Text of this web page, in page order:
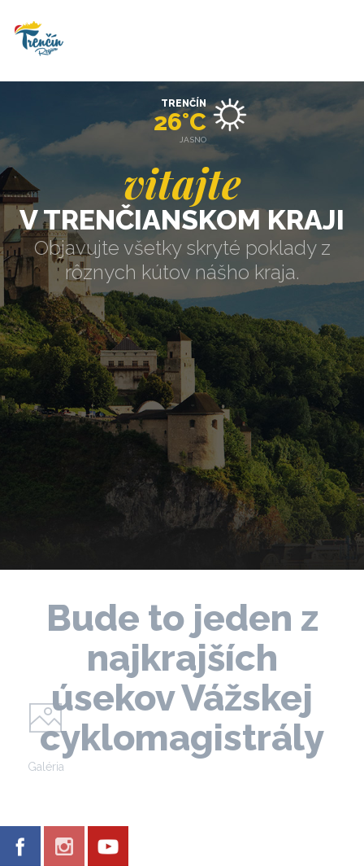
vitajte
V TRENČIANSKOM KRAJI
Objavujte všetky skryté poklady z
rôznych kútov nášho kraja.
TRENČÍN
26°C
JASNO
Bude to jeden z
najkrajších
úsekov Vážskej
cyklomagistrály
Galéria